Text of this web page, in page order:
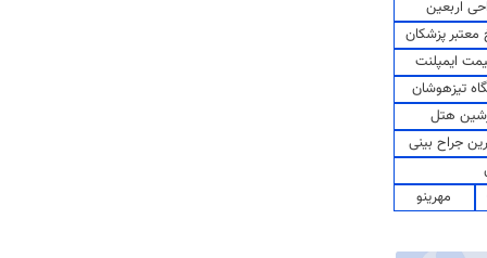
اربعین
پزشکان
ایمپلنت
تیزهوشان
هتل
جراح بینی
مهرینو